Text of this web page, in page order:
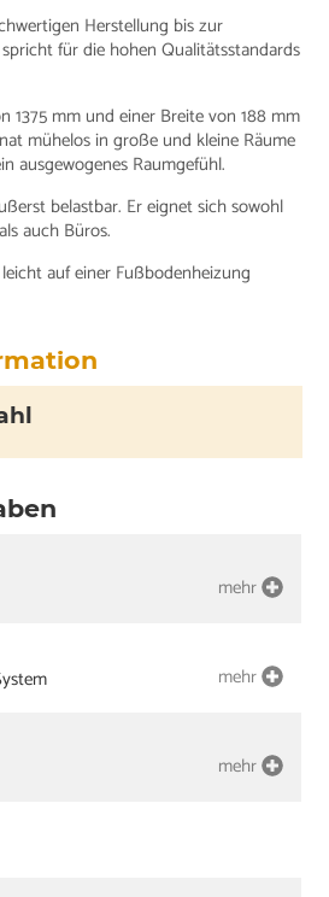
Herstellung bis zur
für die hohen Qualitätsstandards
1375 mm und einer Breite von 188 mm
mühelos in große und kleine Räume
ausgewogenes Raumgefühl.
belastbar. Er eignet sich sowohl
auch Büros.
auf einer Fußbodenheizung
mehr
mehr
mehr